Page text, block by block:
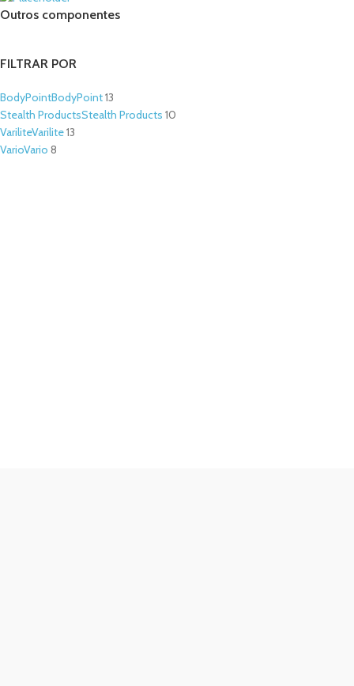
FILTRAR POR
BodyPointBodyPoint13
Stealth ProductsStealth Products 10
VariliteVarilite13
VarioVario 8
Outros componentes